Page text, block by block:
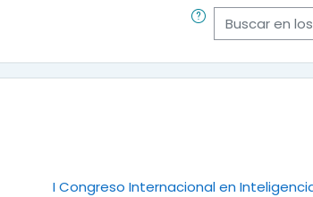
Buscar en los
I Congreso Internacional en